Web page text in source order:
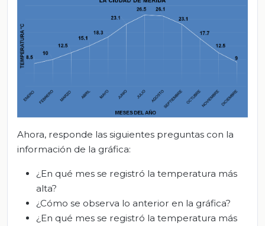
Ahora, responde las siguientes preguntas con la
información de la gráfica:
¿En qué mes se registró la temperatura más
alta?
¿Cómo se observa lo anterior en la gráfica?
¿En qué mes se registró la temperatura más